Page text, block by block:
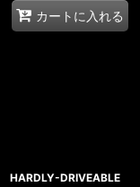
カートに入れる
HARDLY-DRIVEABLE